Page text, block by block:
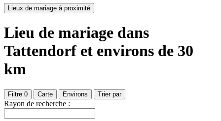
Lieux de mariage à proximité
Lieu de mariage dans
Tattendorf et environs de 30
km
Filtre 0 Carte Environs Trier par
Rayon de recherche :